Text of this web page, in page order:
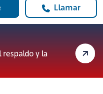
Llamar
y la